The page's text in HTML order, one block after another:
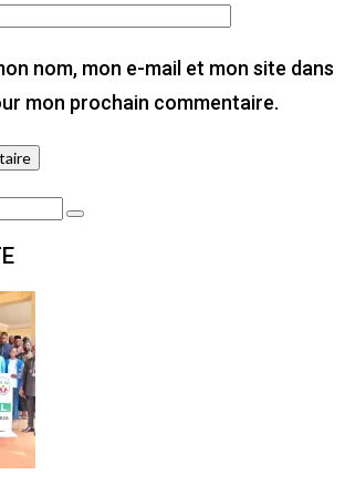
nom, mon e-mail et mon site dans
mon prochain commentaire.
Search